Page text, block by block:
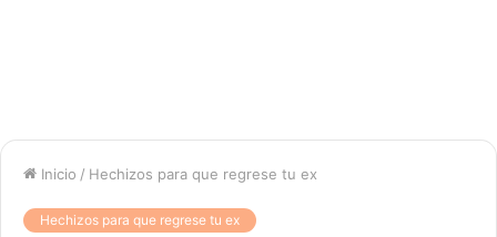
Inicio / Hechizos para que regrese tu ex
Hechizos para que regrese tu ex